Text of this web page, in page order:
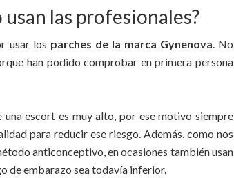
las profesionales?
usar los parches de la marca Gynenova. No
han podido comprobar en primera persona
escort es muy alto, por ese motivo siempre
para reducir ese riesgo. Además, como nos
anticonceptivo, en ocasiones también usan
de embarazo sea todavía inferior.